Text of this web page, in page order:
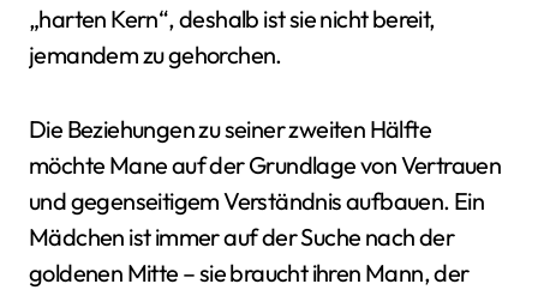
„harten Kern“, deshalb ist sie nicht bereit,
jemandem zu gehorchen.
Die Beziehungen zu seiner zweiten Hälfte
möchte Mane auf der Grundlage von Vertrauen
und gegenseitigem Verständnis aufbauen. Ein
Mädchen ist immer auf der Suche nach der
goldenen Mitte – sie braucht ihren Mann, der